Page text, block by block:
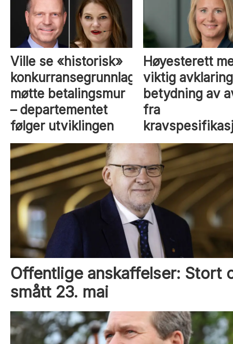
Ville se «historisk»
konkurransegrunnlag,
møtte betalingsmur
– departementet
følger utviklingen
Høyesterett
viktig
betydning av
fra
Offentlige anskaffelser: Stort
smått 23. mai